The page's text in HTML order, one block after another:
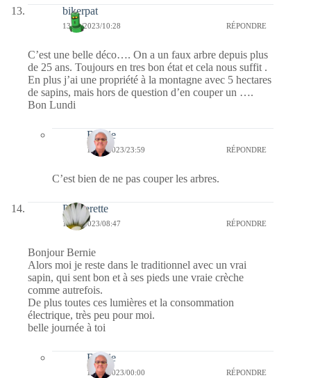
bikerpat
13/11/2023/10:28 RÉPONDRE
C’est une belle déco…. On a un faux arbre depuis plus
de 25 ans. Toujours en tres bon état et cela nous suffit .
En plus j’ai une propriété à la montagne avec 5 hectares
de sapins, mais hors de question d’en couper un ….
Bon Lundi
Bernie
13/11/2023/23:59 RÉPONDRE
C’est bien de ne pas couper les arbres.
Paquerette
13/11/2023/08:47 RÉPONDRE
Bonjour Bernie
Alors moi je reste dans le traditionnel avec un vrai
sapin, qui sent bon et à ses pieds une vraie crèche
comme autrefois.
De plus toutes ces lumières et la consommation
électrique, très peu pour moi.
belle journée à toi
Bernie
14/11/2023/00:00 RÉPONDRE